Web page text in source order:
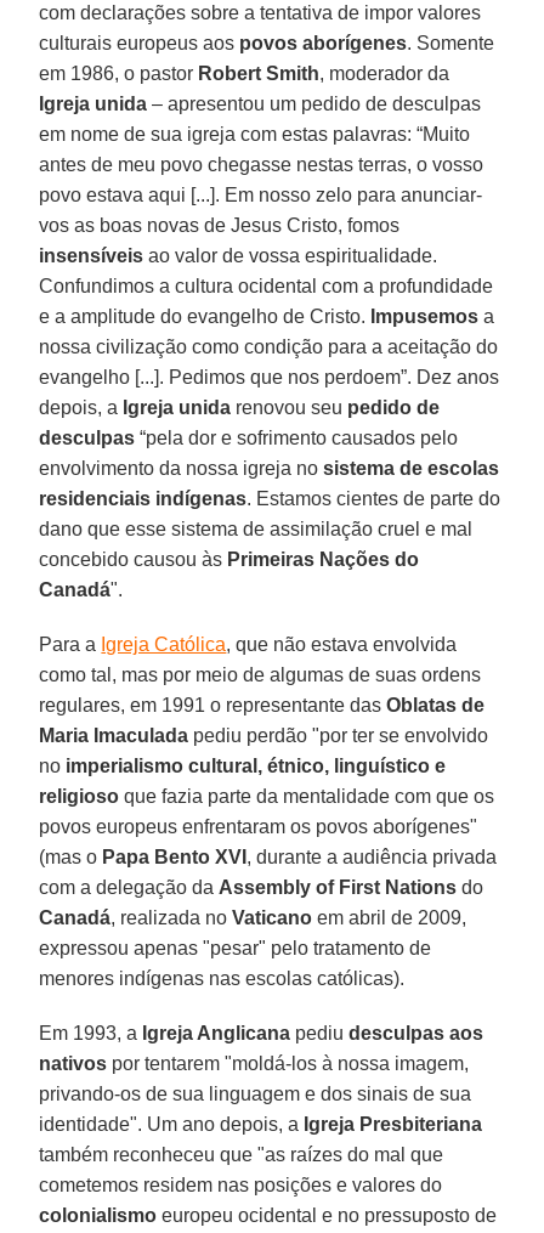
com declarações sobre a tentativa de impor valores
culturais europeus aos povos aborígenes. Somente
em 1986, o pastor Robert Smith, moderador da
Igreja unida – apresentou um pedido de desculpas
em nome de sua igreja com estas palavras: “Muito
antes de meu povo chegasse nestas terras, o vosso
povo estava aqui [...]. Em nosso zelo para anunciar-
vos as boas novas de Jesus Cristo, fomos
insensíveis ao valor de vossa espiritualidade.
Confundimos a cultura ocidental com a profundidade
e a amplitude do evangelho de Cristo. Impusemos a
nossa civilização como condição para a aceitação do
evangelho [...]. Pedimos que nos perdoem”. Dez anos
depois, a Igreja unida renovou seu pedido de
desculpas “pela dor e sofrimento causados pelo
envolvimento da nossa igreja nosistema de escolas
residenciais indígenas. Estamos cientes de parte do
dano que esse sistema de assimilação cruel e mal
concebido causou às Primeiras Nações do
Canadá".
Para a Igreja Católica, que não estava envolvida
como tal, mas por meio de algumas de suas ordens
regulares, em 1991 o representante dasOblatas de
Maria Imaculada pediu perdão "por ter se envolvido
no imperialismo cultural, étnico, linguístico e
religioso que fazia parte da mentalidade com que os
povos europeus enfrentaram os povos aborígenes"
(mas o Papa Bento XVI , durante a audiência privada
com a delegação da Assembly of First Nations do
Canadá, realizada noVaticano em abril de 2009,
expressou apenas "pesar" pelo tratamento de
menores indígenas nas escolas católicas).
Em 1993, a Igreja Anglicana pediudesculpas aos
nativos por tentarem "moldá-los à nossa imagem,
privando-os de sua linguagem e dos sinais de sua
identidade". Um ano depois, a Igreja Presbiteriana
também reconheceu que "as raízes do mal que
cometemos residem nas posições e valores do
colonialismo europeu ocidental e no pressuposto de